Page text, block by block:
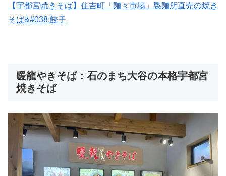
【宇都宮焼きそば】住吉町「麺々市場」製麺所直売の焼き
そば&#038;餃子
暖龍やきそば：石のまち大谷の本格宇都宮
焼きそば